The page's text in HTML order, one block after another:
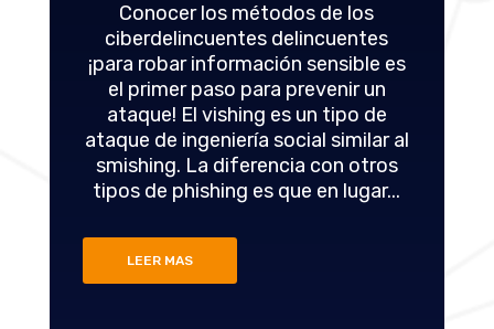
Desde los mensajes sobre una
"emergencia familiar urgente" hasta
los que informan del "retraso en la
entrega de un paquete", las
ciberestafas basadas en el
smishing (suplantación de identidad
a través de sistemas de mensajería)
son cada vez más numerosas.
LEER MAS